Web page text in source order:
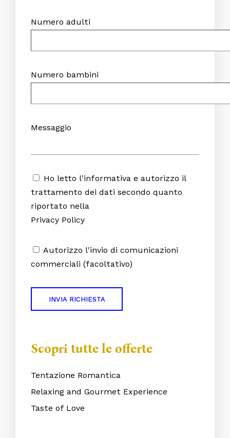
Numero adulti
Numero bambini
Messaggio
Ho letto l'informativa e autorizzo il
trattamento dei dati secondo quanto
riportato nella
Privacy Policy
Autorizzo l'invio di comunicazioni
commerciali (facoltativo)
Scopri tutte le offerte
Tentazione Romantica
Relaxing and Gourmet Experience
Taste of Love
Services
Evénements
Localisation et contact
info@michelangelohotelumbria.it +39 0744 202711
Terni | Tel +39 0744 202711 | Fax +39 0744 2027200 | P.iva